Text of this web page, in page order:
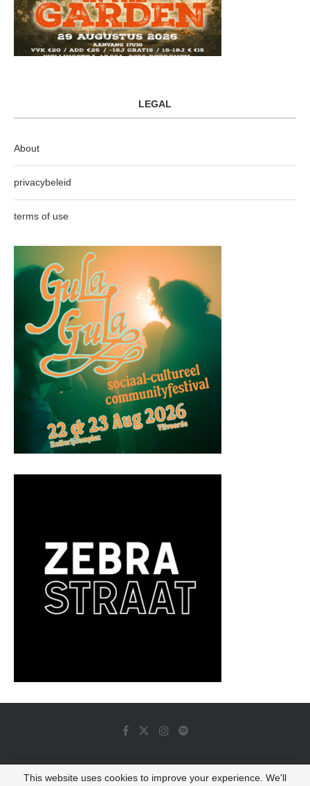
LEGAL
About
privacybeleid
terms of use
© 2022 - Luminous Dash All Rights Reserved
This website uses cookies to improve your experience. We'll